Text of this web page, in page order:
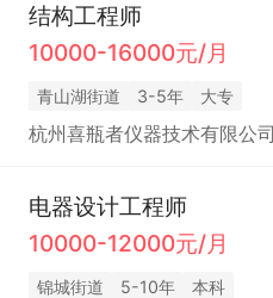
结构工程师
10000-16000元/月
青山湖街道 3-5年 大专
杭州喜瓶者仪器技术有限公司
电器设计工程师
10000-12000元/月
锦城街道 5-10年 本科